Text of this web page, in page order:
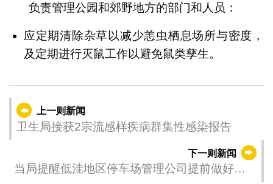
负责管理公园和郊野地方的部门和人员：
应定期清除杂草以减少恙虫栖息场所与密度，
及定期进行灭鼠工作以避免鼠类孳生。
上一则新闻
卫生局接获2宗流感样疾病群集性感染报告
下一则新闻
当局提醒低洼地区停车场管理公司提前做好防